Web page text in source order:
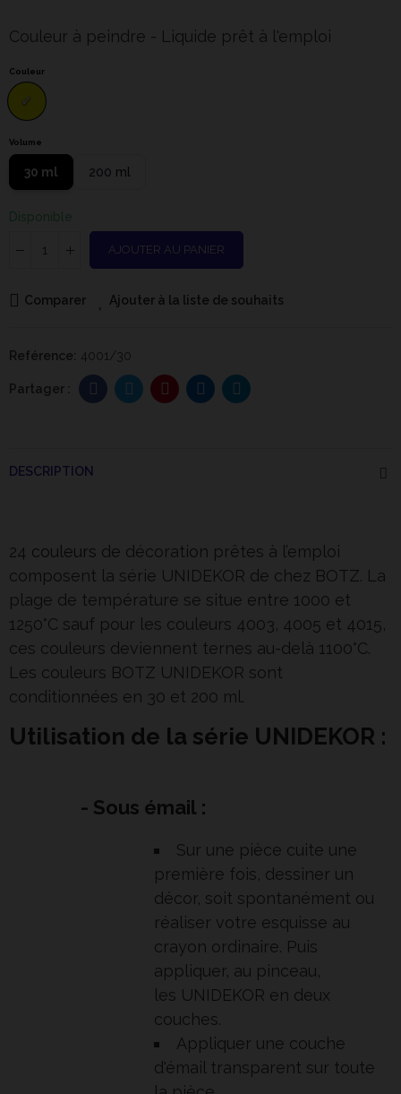
Couleur à peindre - Liquide prêt à l'emploi
Couleur
Volume
30 ml 200 ml
Disponible
AJOUTER AU PANIER
Comparer Ajouter à la liste de souhaits
Reférence: 4001/30
DESCRIPTION
24 couleurs de décoration prêtes à l’emploi
composent la série UNIDEKOR de chez BOTZ. La
plage de température se situe entre 1000 et
1250°C sauf pour les couleurs 4003, 4005 et 4015,
ces couleurs deviennent ternes au-delà 1100°C.
Les couleurs BOTZ UNIDEKOR sont
conditionnées en 30 et 200 ml.
Utilisation de la série UNIDEKOR :
- Sous émail :
Sur une pièce cuite une
première fois, dessiner un
décor, soit spontanément ou
réaliser votre esquisse au
crayon ordinaire. Puis
appliquer, au pinceau,
les UNIDEKOR en deux
couches.
Appliquer une couche
d'émail transparent sur toute